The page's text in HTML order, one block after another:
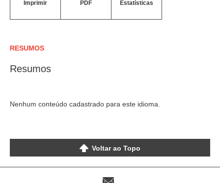
Imprimir PDF Estatísticas
RESUMOS
Resumos
Nenhum conteúdo cadastrado para este idioma.
Voltar ao Topo